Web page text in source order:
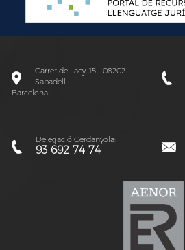
Carrer de Lacy, 15 - 08202
Sabadell
Barcelona
Delegació Cerdanyola:
93 692 74 74